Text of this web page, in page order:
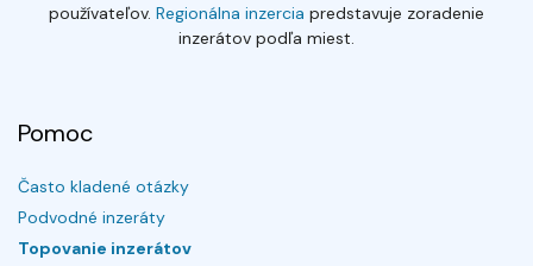
používateľov. Regionálna inzercia predstavuje zoradenie
inzerátov podľa miest.
Pomoc
Často kladené otázky
Podvodné inzeráty
Topovanie inzerátov